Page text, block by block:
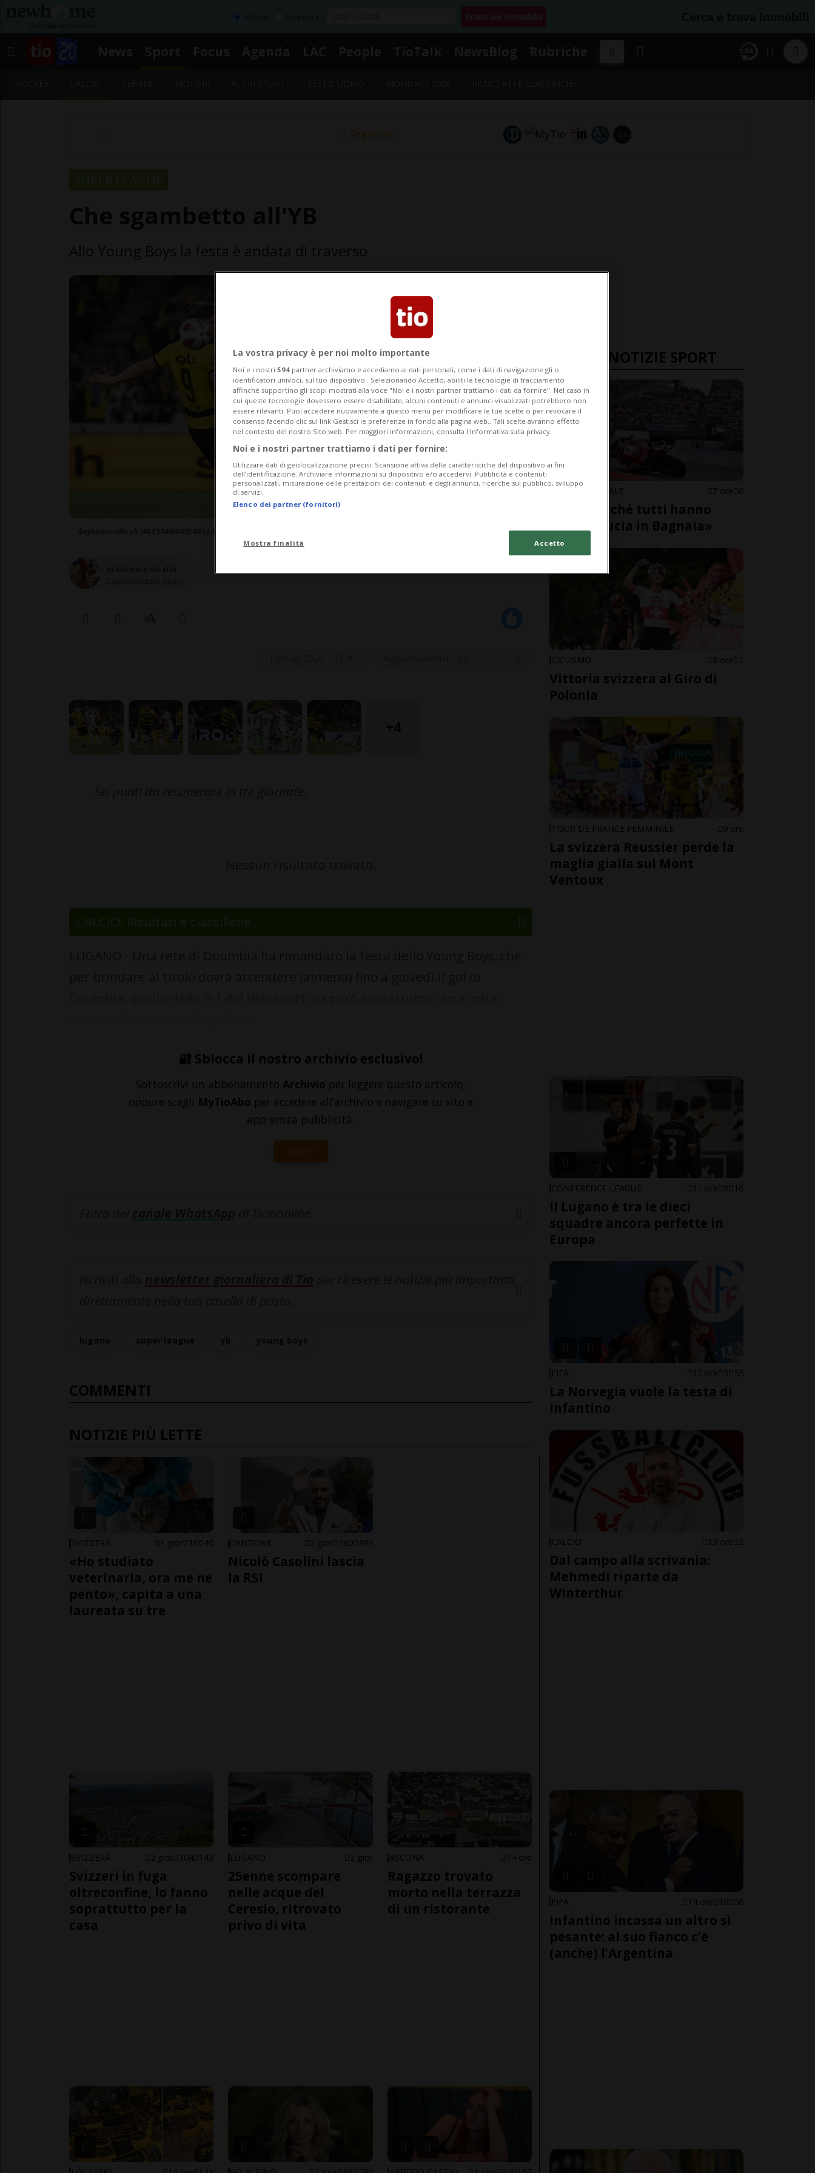
Segnalaci
CALCIO: Risultati e classifiche
🔐 Sblocca il nostro archivio esclusivo!
Sottoscrivi un abbonamento Archivio per leggere questo articolo,
oppure scegli MyTioAbo per accedere all'archivio e navigare su sito e
app senza pubblicità.
ACCEDI
COMMENTI
NOTIZIE PIÙ LETTE
SVIZZERA 1 gior 10 40
«Ho studiato
veterinaria, ora me ne
pento», capita a una
laureata su tre
CANTONE 2 gior 160 394
Nicolò Casolini lascia
la RSI
SVIZZERA 2 gior 104 143
Svizzeri in fuga
oltreconfine, lo fanno
soprattutto per la
casa
LUGANO 2 gior
25enne scompare
nelle acque del
Ceresio, ritrovato
privo di vita
ASCONA 14 ore
Ragazzo trovato
morto nella terrazza
di un ristorante
ULTIME NOTIZIE SPORT
MOTOMONDIALE 7 ore 6
«Ecco perché tutti hanno
perso fiducia in Bagnaia»
CICLISMO 8 ore 2
Vittoria svizzera al Giro di
Polonia
TOUR DE FRANCE FEMMINILE 9 ore
La svizzera Reussier perde la
maglia gialla sul Mont
Ventoux
CONFERENCE LEAGUE 11 ore 8 16
Il Lugano è tra le dieci
squadre ancora perfette in
Europa
FIFA 12 ore 5 55
La Norvegia vuole la testa di
Infantino
CALCIO 13 ore 2
Dal campo alla scrivania:
Mehmedi riparte da
Winterthur
FIFA 14 ore 16 56
Infantino incassa un altro sì
pesante: al suo fianco c’è
(anche) l’Argentina
La vostra privacy è per noi molto importante
Noi e i nostri 594 partner archiviamo e accediamo ai dati personali, come i dati di navigazione gli o
identificatori univoci, sul tuo dispositivo . Selezionando Accetto, abiliti le tecnologie di tracciamento
affinché supportino gli scopi mostrati alla voce "Noi e i nostri partner trattiamo i dati da fornire". Nel caso in
cui queste tecnologie dovessero essere disabilitate, alcuni contenuti e annunci visualizzati potrebbero non
essere rilevanti. Puoi accedere nuovamente a questo menu per modificare le tue scelte o per revocare il
consenso facendo clic sul link Gestisci le preferenze in fondo alla pagina web.. Tali scelte avranno effetto
nel contesto del nostro Sito web. Per maggiori informazioni, consulta l'Informativa sulla privacy.
Noi e i nostri partner trattiamo i dati per fornire:
Utilizzare dati di geolocalizzazione precisi. Scansione attiva delle caratteristiche del dispositivo ai fini
dell’identificazione. Archiviare informazioni su dispositivo e/o accedervi. Pubblicità e contenuti
personalizzati, misurazione delle prestazioni dei contenuti e degli annunci, ricerche sul pubblico, sviluppo
di servizi.
Elenco dei partner (fornitori)
Mostra finalità Accetto